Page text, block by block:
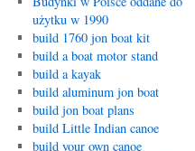
użytku w 1990
build 1760 jon boat kit
build a boat motor stand
build a kayak
build aluminum jon boat
build jon boat plans
build Little Indian canoe
build your own canoe